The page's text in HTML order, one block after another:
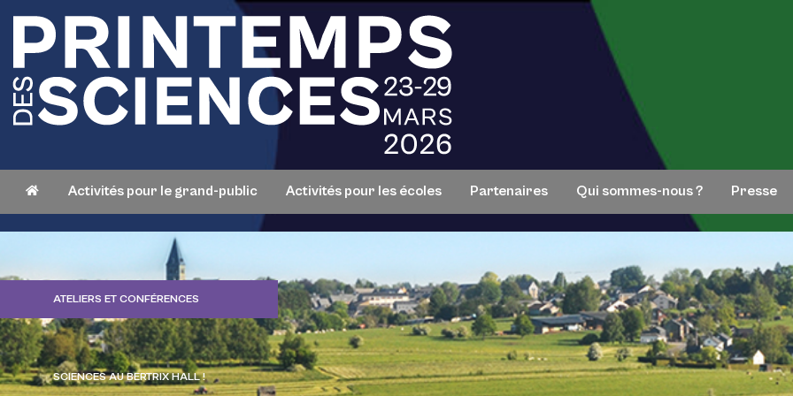
Activités pour le grand-public Activités pour les écoles Partenaires Qui sommes-nous ? Presse
ATELIERS ET CONFÉRENCES
SCIENCES AU BERTRIX HALL !